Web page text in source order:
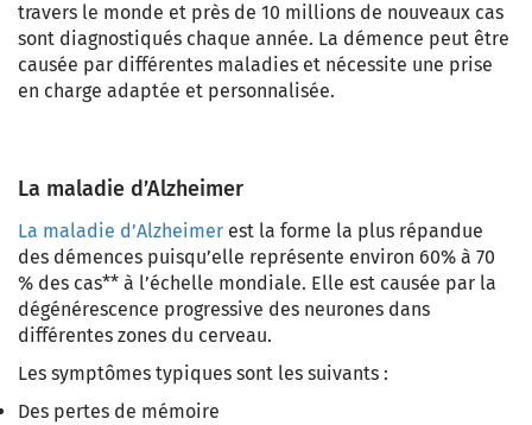
travers le monde et près de 10 millions de nouveaux cas
sont diagnostiqués chaque année. La démence peut être
causée par différentes maladies et nécessite une prise
en charge adaptée et personnalisée.
La maladie d’Alzheimer
La maladie d’Alzheimer est la forme la plus répandue
des démences puisqu’elle représente environ 60% à 70
% des cas** à l’échelle mondiale. Elle est causée par la
dégénérescence progressive des neurones dans
différentes zones du cerveau.
Les symptômes typiques sont les suivants :
Des pertes de mémoire